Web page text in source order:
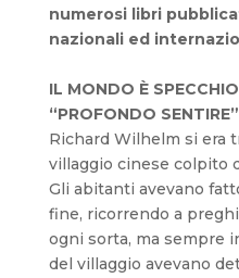
numerosi libri
nazionali ed
IL MONDO È
“PROFONDO SENTIRE”
Richard Wilhelm si era
villaggio cinese colpito
Gli abitanti avevano
fine, ricorrendo a
ogni sorta, ma sempre
del villaggio avevano